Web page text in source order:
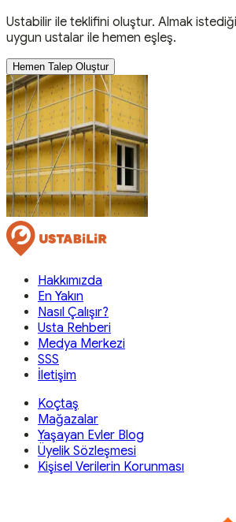
Ustabilir ile teklifini oluştur. Almak
uygun ustalar ile hemen eşleş.
Hemen Talep Oluştur
Hakkımızda
En Yakın
Nasıl Çalışır?
Usta Rehberi
Medya Merkezi
SSS
İletişim
Koçtaş
Mağazalar
Yaşayan Evler Blog
Üyelik Sözleşmesi
Kişisel Verilerin Korunması